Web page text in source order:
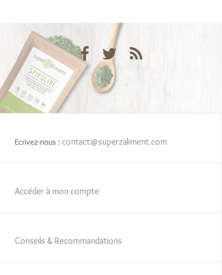
Ecrivez-nous : contact@superzaliment.com
Accéder à mon compte
Conseils & Recommandations